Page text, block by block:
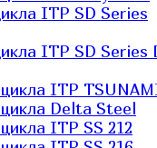
ITP SD Series
ITP SD Series
ITP
Delta Steel
ITP SS 212